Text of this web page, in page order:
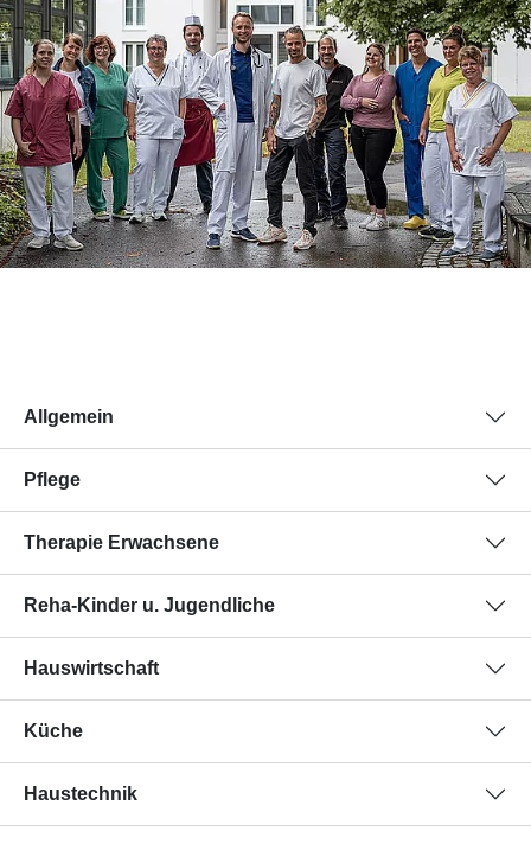
Allgemein
Pflege
Therapie Erwachsene
Reha-Kinder u. Jugendliche
Hauswirtschaft
Küche
Haustechnik